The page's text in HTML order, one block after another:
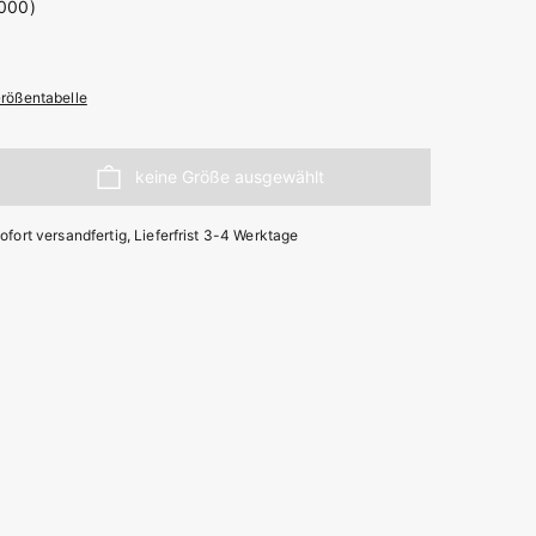
versandfertig, Lieferfrist 3-4 Werktage